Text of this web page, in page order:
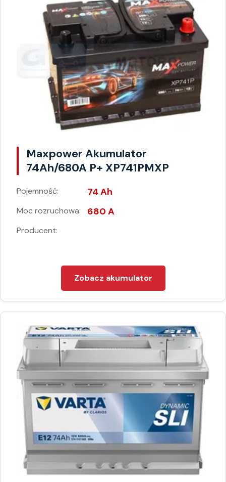
Maxpower Akumulator
74Ah/680A P+ XP741PMXP
Pojemność: 74 Ah
Moc rozruchowa: 680 A
Producent:
Zobacz akumulator